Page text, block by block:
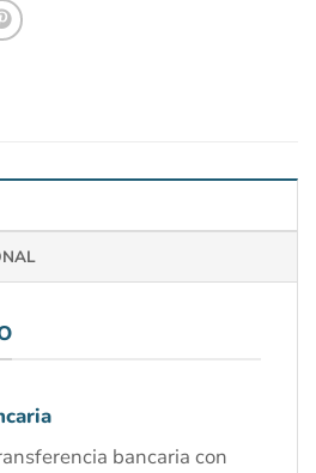
bancaria con